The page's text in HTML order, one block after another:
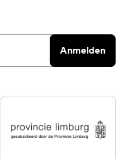
Anmelden